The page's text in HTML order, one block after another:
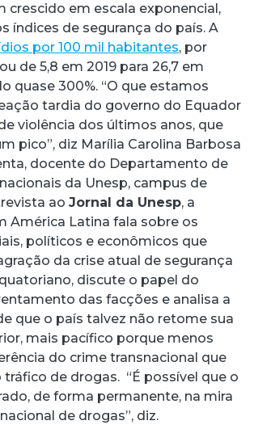
crescido em escala exponencial,
índices de segurança do país. A
por 100 mil habitantes, por
de 5,8 em 2019 para 26,7 em
quase 300%. “O que estamos
tardia do governo do Equador
violência dos últimos anos, que
pico”, diz Marília Carolina Barbosa
docente do Departamento de
da Unesp, campus de
ao Jornal da Unesp, a
América Latina fala sobre os
políticos e econômicos que
da crise atual de segurança
discute o papel do
das facções e analisa a
que o país talvez não retome sua
mais pacífico porque menos
do crime transnacional que
de drogas. “É possível que o
de forma permanente, na mira
de drogas”, diz.